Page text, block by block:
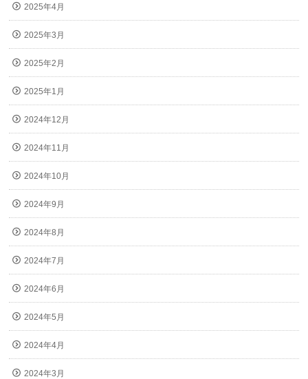
2025年4月
2025年3月
2025年2月
2025年1月
2024年12月
2024年11月
2024年10月
2024年9月
2024年8月
2024年7月
2024年6月
2024年5月
2024年4月
2024年3月